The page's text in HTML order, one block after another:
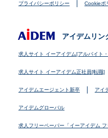
プライバシーポリシー Cookieポ
アイデムリン
求人サイト イーアイデム[アルバイト
求人サイト イーアイデム正社員[転職]
アイデムエージェント新卒 アイ
アイデムグローバル
求人フリーペーパー「イーアイデム フ